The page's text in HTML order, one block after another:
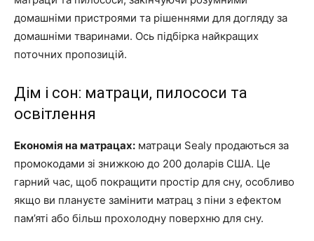
домашніми пристроями та рішеннями для догляду за
домашніми тваринами. Ось підбірка найкращих
поточних пропозицій.
Дім і сон: матраци, пилососи та
освітлення
Економія на матрацах: матраци Sealy продаються за
промокодами зі знижкою до 200 доларів США. Це
гарний час, щоб покращити простір для сну, особливо
якщо ви плануєте замінити матрац з піни з ефектом
пам’яті або більш прохолодну поверхню для сну.